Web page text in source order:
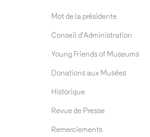
Mot de la présidente
Conseil d'Administration
Young Friends of Museums
Donations aux Musées
Historique
Revue de Presse
Remerciements